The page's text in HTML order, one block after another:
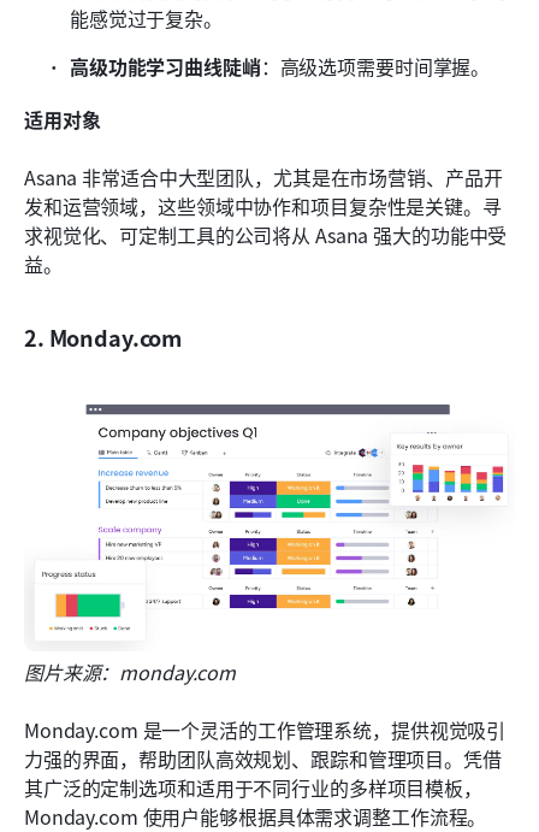
能感觉过于复杂。
高级功能学习曲线陡峭：高级选项需要时间掌握。
适用对象
Asana 非常适合中大型团队，尤其是在市场营销、产品开
发和运营领域，这些领域中协作和项目复杂性是关键。寻
求视觉化、可定制工具的公司将从 Asana 强大的功能中受
益。
2. Monday.com
图片来源：monday.com
Monday.com 是一个灵活的工作管理系统，提供视觉吸引
力强的界面，帮助团队高效规划、跟踪和管理项目。凭借
其广泛的定制选项和适用于不同行业的多样项目模板，
Monday.com 使用户能够根据具体需求调整工作流程。